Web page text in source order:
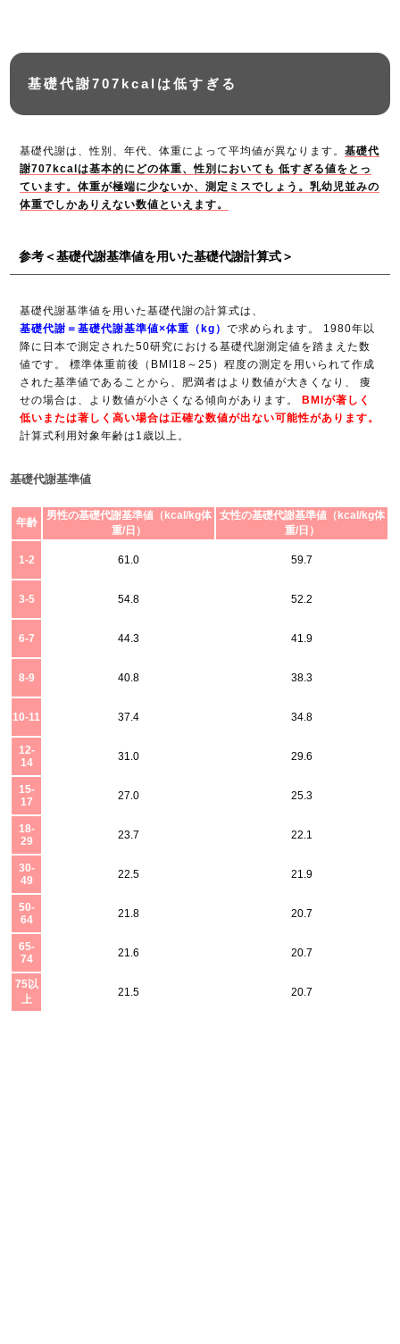
基礎代謝707kcalは低すぎる
基礎代謝は、性別、年代、体重によって平均値が異なります。 基礎代
謝707kcalは基本的にどの体重、性別においても 低すぎる値をとっ
ています。体重が極端に少ないか、測定ミスでしょう。乳幼児並みの
体重でしかありえない数値といえます。
参考＜基礎代謝基準値を用いた基礎代謝計算式＞
基礎代謝基準値を用いた基礎代謝の計算式は、
基礎代謝＝基礎代謝基準値×体重（kg） で求められます。 1980年以
降に日本で測定された50研究における基礎代謝測定値を踏まえた数
値です。 標準体重前後（BMI18～25）程度の測定を用いられて作成
された基準値であることから、肥満者はより数値が大きくなり、 痩
せの場合は、より数値が小さくなる傾向があります。
BMIが著しく
低いまたは著しく高い場合は正確な数値が出ない可能性があります。
計算式利用対象年齢は1歳以上。
基礎代謝基準値
年齢
男性の基礎代謝基準値（kcal/kg体
重/日）
女性の基礎代謝基準値（kcal/kg体
重/日）
1-2 61.0 59.7
3-5 54.8 52.2
6-7 44.3 41.9
8-9 40.8 38.3
10-11 37.4 34.8
12-
14
31.0 29.6
15-
17
27.0 25.3
18-
29
23.7 22.1
30-
49
22.5 21.9
50-
64
21.8 20.7
65-
74
21.6 20.7
75以
上
21.5 20.7